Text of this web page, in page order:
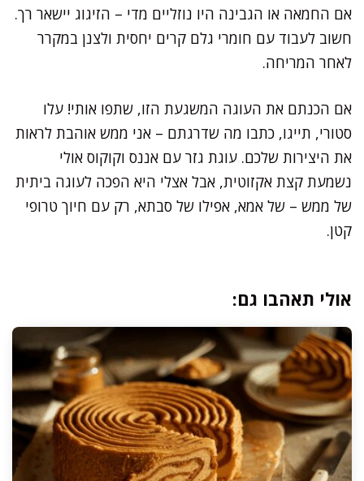
אם החמאה או הגבינה היו נוזליים מדי – הזיגוג יישאר רך.
חשוב לעבוד עם חומרי גלם קרים יחסית ולצנן במקרר
לאחר המריחה.
אם הכנתם את העוגה המשגעת הזו, שתפו אותי! עלו
סטורי, תייגו, כתבו מה שדרגתם – אני ממש אוהבת לראות
את היצירות שלכם. עוגת גזר עם אננס וקוקוס אולי
נשמעת קצת אקזוטית, אבל אצלי היא הפכה לעוגה ביתית
של ממש – של אמא, אפילו של סבתא, רק עם חיוך טרופי
קטן.
אולי תאהבו גם: